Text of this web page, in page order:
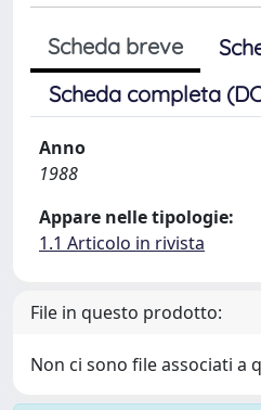
Scheda breve
Scheda completa
Anno
1988
Appare nelle tipologie:
1.1 Articolo in rivista
File in questo prodotto:
Non ci sono file associati a